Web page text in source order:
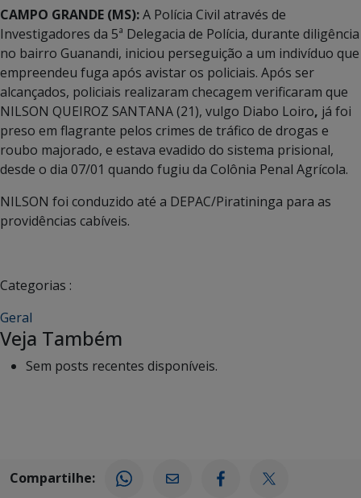
CAMPO GRANDE (MS):A Polícia Civil através de
Investigadores da 5ª Delegacia de Polícia, durante diligência
no bairro Guanandi, iniciou perseguição a um indivíduo que
empreendeu fuga após avistar os policiais. Após ser
alcançados, policiais realizaram checagem verificaram que
NILSON QUEIROZ SANTANA (21), vulgo Diabo Loiro, já foi
preso em flagrante pelos crimes de tráfico de drogas e
roubo majorado, e estava evadido do sistema prisional,
desde o dia 07/01 quando fugiu da Colônia Penal Agrícola.
NILSON foi conduzido até a DEPAC/Piratininga para as
providências cabíveis.
Categorias :
Geral
Veja Também
Sem posts recentes disponíveis.
Compartilhe: